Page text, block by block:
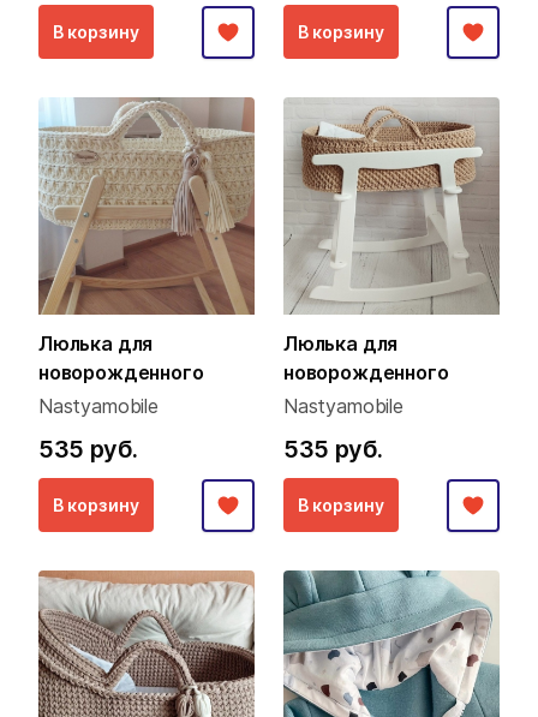
В корзину В корзину
Люлька для
новорожденного
Nastyamobile
535 руб.
В корзину
Люлька для
новорожденного
Nastyamobile
535 руб.
В корзину